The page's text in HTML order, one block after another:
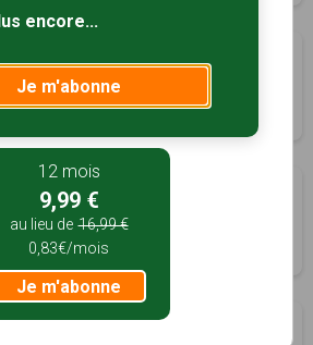
Perne
Nord (59)
Tracé GPS
(59)
Tracé GPS
encore...
Je m'abonne
12 mois
9,99 €
au lieu de 16,99 €
0,83€/mois
Je m'abonne